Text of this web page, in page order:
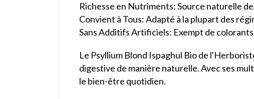
Richesse en Nutriments: Source naturelle
Convient à Tous: Adapté à la plupart des
Sans Additifs Artificiels: Exempt de
Le Psyllium Blond Ispaghul Bio de
digestive de manière naturelle. Avec ses
le bien-être quotidien.